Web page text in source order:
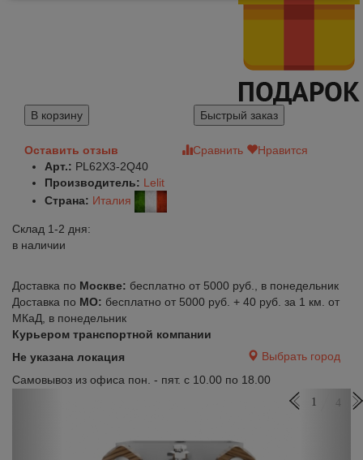
В корзину Быстрый заказ
Оставить отзыв Сравнить
Нравится
Арт.: PL62X3-2Q40
Производитель: Lelit
Страна: Италия
Склад 1-2 дня:
в наличии
Доставка по Москве: бесплатно от 5000 руб., в понедельник
Доставка по МО: бесплатно от 5000 руб. + 40 руб. за 1 км. от
МКаД, в понедельник
Курьером транспортной компании
Не указана локация
Выбрать город
Самовывоз из офиса пон. - пят. с 10.00 по 18.00
Next
1 4